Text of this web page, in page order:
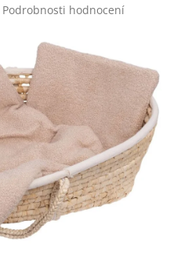
Podrobnosti hodnocení